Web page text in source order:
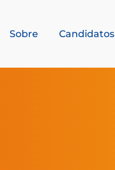
Sobre Candidatos